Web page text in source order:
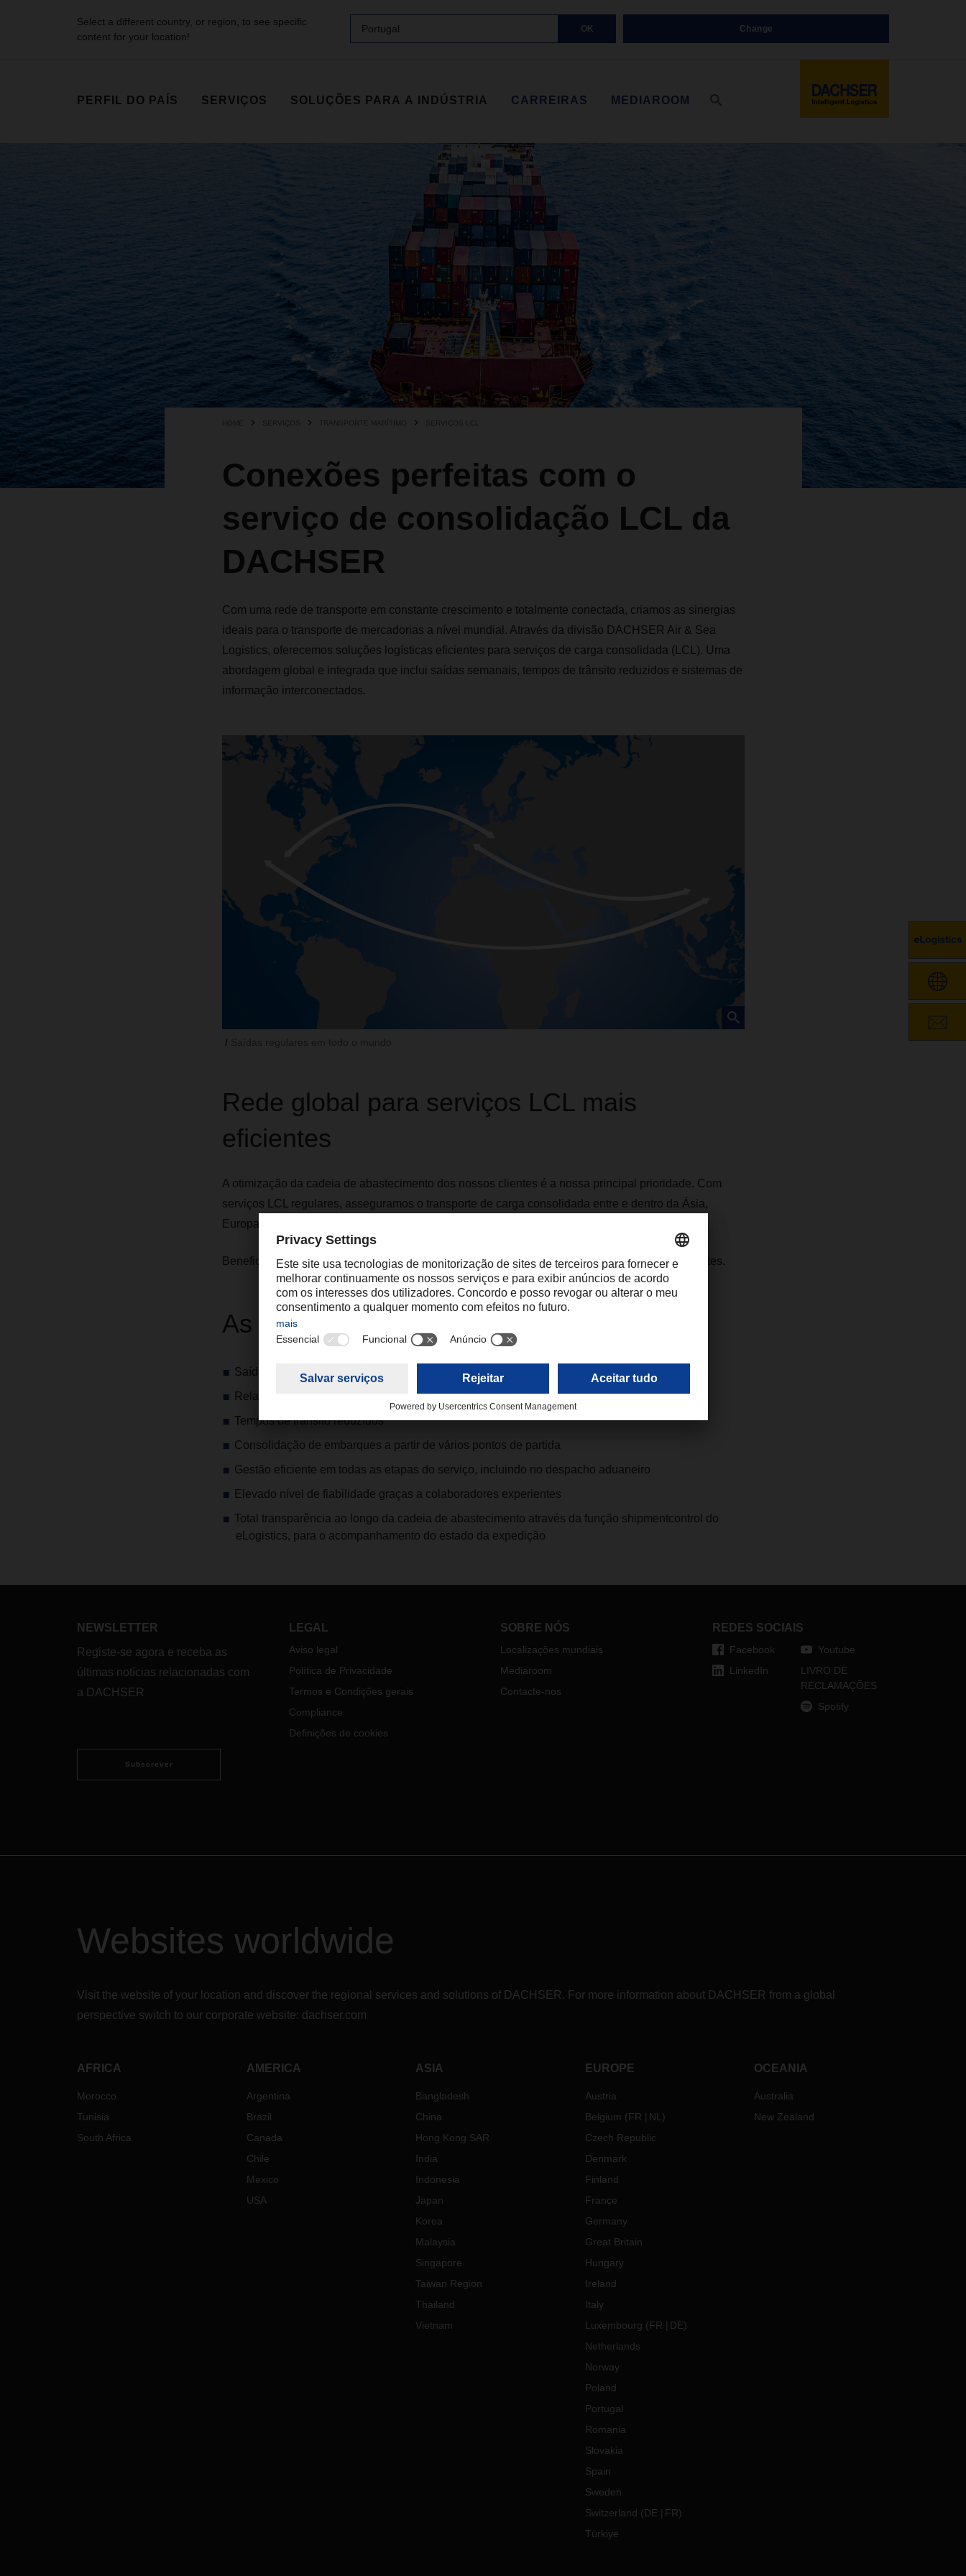
Select a different country, or region, to see specific
content for your location!
Portugal OK Change
PERFIL DO PAÍS SERVIÇOS SOLUÇÕES PARA A INDÚSTRIA CARREIRAS MEDIAROOM
HOME SERVIÇOS TRANSPORTE MARÍTIMO SERVIÇOS LCL
Conexões perfeitas com o
serviço de consolidação LCL da
DACHSER
Com uma rede de transporte em constante crescimento e totalmente conectada, criamos as sinergias
ideais para o transporte de mercadorias a nível mundial. Através da divisão DACHSER Air & Sea
Logistics, oferecemos soluções logísticas eficientes para serviços de carga consolidada (LCL). Uma
abordagem global e integrada que inclui saídas semanais, tempos de trânsito reduzidos e sistemas de
informação interconectados.
Rede global para serviços LCL mais
eficientes
A otimização da cadeia de abastecimento dos nossos clientes é a nossa principal prioridade. Com
serviços LCL regulares, asseguramos o transporte de carga consolidada entre e dentro da Ásia,
Europa, África do Sul, América do Norte e América do Sul.
Beneficie da nossa experiência na organização de soluções logísticas personalizadas e eficientes.
As suas vantagens num relance
Saídas semanais regulares
Relação preço/desempenho otimizada
Tempos de trânsito reduzidos
Consolidação de embarques a partir de vários pontos de partida
Gestão eficiente em todas as etapas do serviço, incluindo no despacho aduaneiro
Elevado nível de fiabilidade graças a colaboradores experientes
Total transparência ao longo da cadeia de abastecimento através da função shipmentcontrol do
eLogistics, para o acompanhamento do estado da expedição
NEWSLETTER
Registe-se agora e receba as
últimas notícias relacionadas com
a DACHSER
Subscrever
LEGAL
Aviso legal
Política de Privacidade
Termos e Condições gerais
Compliance
Definições de cookies
SOBRE NÓS
Localizações mundiais
Mediaroom
Contacte-nos
REDES SOCIAIS
Facebook
LinkedIn
Youtube
LIVRO DE
RECLAMAÇÕES
Spotify
Websites worldwide
Visit the website of your location and discover the regional services and solutions of DACHSER. For more information about DACHSER from a global
perspective switch to our corporate website: dachser.com
AFRICA
Morocco
Tunisia
South Africa
AMERICA
Argentina
Brazil
Canada
Chile
Mexico
USA
ASIA
Bangladesh
China
Hong Kong SAR
India
Indonesia
Japan
Korea
Malaysia
Singapore
Taiwan Region
Thailand
Vietnam
EUROPE
Austria
Belgium (FR NL )
Czech Republic
Denmark
Finland
France
Germany
Great Britain
Hungary
Ireland
Italy
Luxembourg (FR DE)
Netherlands
Norway
Poland
Portugal
Romania
Slovakia
Spain
Sweden
Switzerland (DE FR)
Türkiye
OCEANIA
Australia
New Zealand